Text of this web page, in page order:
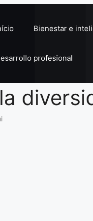
Bienestar e
profesional